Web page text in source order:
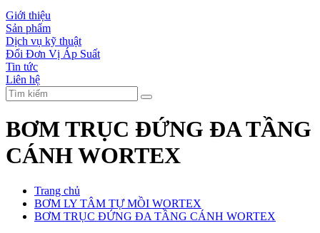
Giới thiệu
Sản phẩm
Dịch vụ kỹ thuật
Đổi Đơn Vị Áp Suất
Tin tức
Liên hệ
BƠM TRỤC ĐỨNG ĐA TẦNG
CÁNH WORTEX
Trang chủ
BƠM LY TÂM TỰ MỒI WORTEX
BƠM TRỤC ĐỨNG ĐA TẦNG CÁNH WORTEX